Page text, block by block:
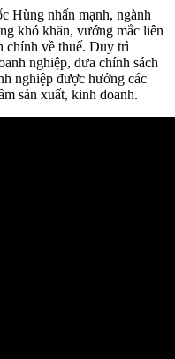
Hùng nhấn mạnh, ngành
khó khăn, vướng mắc liên
chính về thuế. Duy trì
nghiệp, đưa chính sách
nghiệp được hưởng các
sản xuất, kinh doanh.